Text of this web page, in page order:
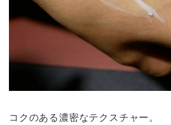
コクのある濃密なテクスチャー。